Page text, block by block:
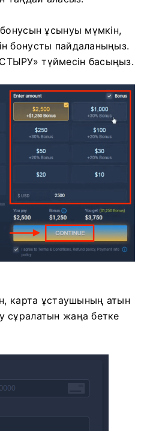
ұсынуы мүмкін,
бонусты пайдаланыңыз.
түймесін басыңыз.
карта ұстаушының атын
сұралатын жаңа бетке